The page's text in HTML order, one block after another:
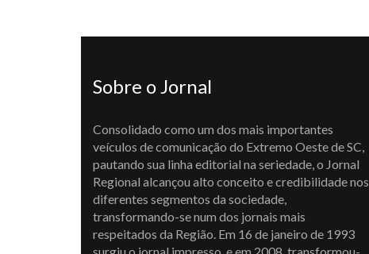
Sobre o Jornal
Consolidado como um dos mais importantes
veículos de comunicação do Extremo Oeste de SC,
pautando sua linha editorial na seriedade, o Jornal
Regional alcançou alto conceito e credibilidade nos
diferentes segmentos da sociedade,
transformando-se num dos jornais mais
respeitados da Região. Em 16 de janeiro de 1993